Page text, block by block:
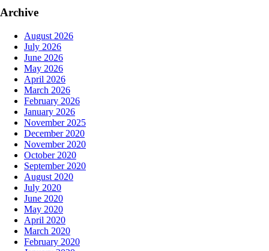
Archive
August 2026
July 2026
June 2026
May 2026
April 2026
March 2026
February 2026
January 2026
November 2025
December 2020
November 2020
October 2020
September 2020
August 2020
July 2020
June 2020
May 2020
April 2020
March 2020
February 2020